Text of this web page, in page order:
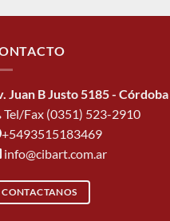
Juan B Justo 5185 -
Tel/Fax (0351) 523-2910
+5493515183469
info@cibart.com.ar
CONTACTANOS